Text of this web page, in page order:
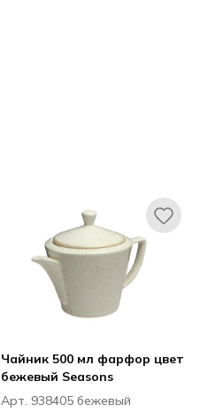
Чайник 500 мл фарфор цвет
бежевый Seasons
Арт. 938405 бежевый